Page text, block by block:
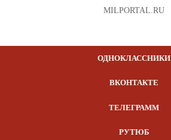
MILPORTAL.RU
ОДНОКЛАССНИКИ
ВКОНТАКТЕ
ТЕЛЕГРАММ
РУТЮБ